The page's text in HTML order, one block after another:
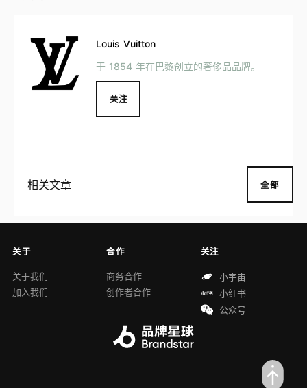
Louis Vuitton
于 1854 年在巴黎创立的奢侈品品牌。
关注
相关文章 全部
关于
关于我们
加入我们
合作
商务合作
创作者合作
关注
小宇宙
小红书
公众号